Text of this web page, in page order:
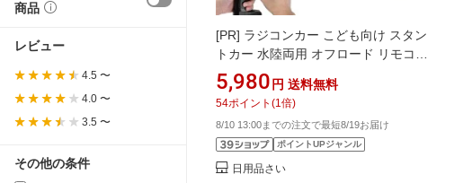
商品
レビュー
4.5 〜
4.0 〜
3.5 〜
その他の条件
[PR] ラジコンカー こども向け スタン
トカー 水陸両用 オフロード リモコン
カー360度回転 クリスマス 誕生日 ギ
フト プレゼント
5,980 円 送料無料
54ポイント (1 倍)
8/10 13:00までの注文で最短8/19お届け
ポイントUPジャンル
日用品さい